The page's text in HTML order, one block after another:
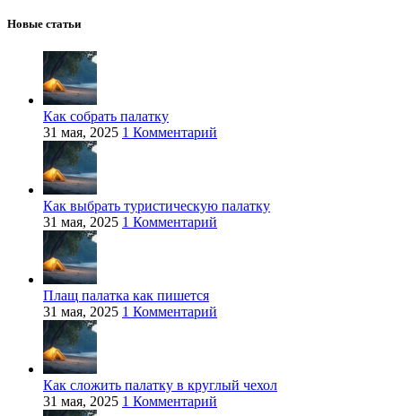
Новые статьи
Как собрать палатку
31 мая, 2025 1 Комментарий
Как выбрать туристическую палатку
31 мая, 2025 1 Комментарий
Плащ палатка как пишется
31 мая, 2025 1 Комментарий
Как сложить палатку в круглый чехол
31 мая, 2025 1 Комментарий